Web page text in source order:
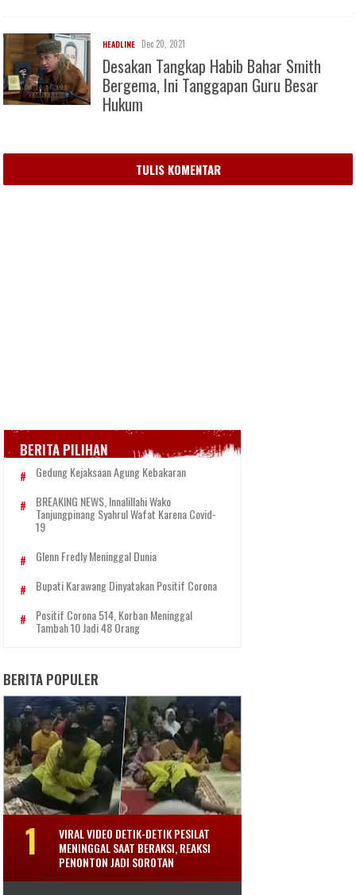
HEADLINE Dec 20, 2021
Desakan Tangkap Habib Bahar Smith
Bergema, Ini Tanggapan Guru Besar
Hukum
TULIS KOMENTAR
BERITA PILIHAN
Gedung Kejaksaan Agung Kebakaran
BREAKING NEWS, Innalillahi Wako
Tanjungpinang Syahrul Wafat Karena Covid-
19
Glenn Fredly Meninggal Dunia
Bupati Karawang Dinyatakan Positif Corona
Positif Corona 514, Korban Meninggal
Tambah 10 Jadi 48 Orang
BERITA POPULER
VIRAL VIDEO DETIK-DETIK PESILAT
MENINGGAL SAAT BERAKSI, REAKSI
PENONTON JADI SOROTAN